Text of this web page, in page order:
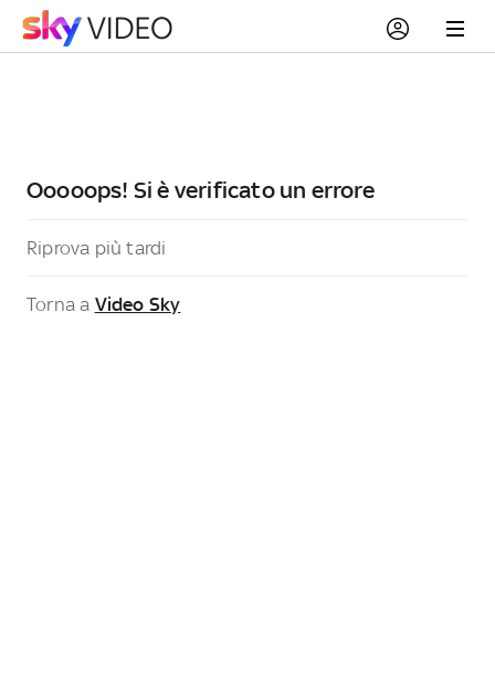
Ooooops! Si è verificato un errore
Riprova più tardi
Torna a Video Sky